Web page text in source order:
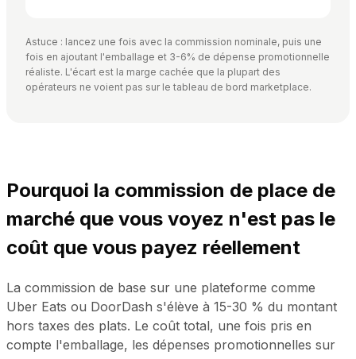
Astuce : lancez une fois avec la commission nominale, puis une
fois en ajoutant l'emballage et 3-6% de dépense promotionnelle
réaliste. L'écart est la marge cachée que la plupart des
opérateurs ne voient pas sur le tableau de bord marketplace.
Pourquoi la commission de place de
marché que vous voyez n'est pas le
coût que vous payez réellement
La commission de base sur une plateforme comme
Uber Eats ou DoorDash s'élève à 15-30 % du montant
hors taxes des plats. Le coût total, une fois pris en
compte l'emballage, les dépenses promotionnelles sur